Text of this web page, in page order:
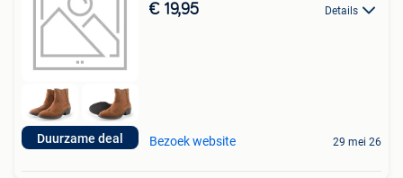
Duurzame deal
€ 19,95 Details
Bezoek website 29 mei 26